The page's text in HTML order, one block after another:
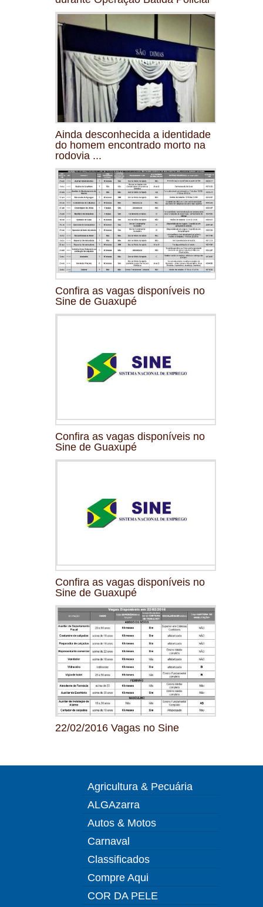
Ainda desconhecida a identidade
do homem encontrado morto na
rodovia ...
Confira as vagas disponíveis no
Sine de Guaxupé
Confira as vagas disponíveis no
Sine de Guaxupé
Confira as vagas disponíveis no
Sine de Guaxupé
22/02/2016 Vagas no Sine
Agricultura & Pecuária
ALGAzarra
Autos & Motos
Carnaval
Classificados
Compre Aqui
COR DA PELE